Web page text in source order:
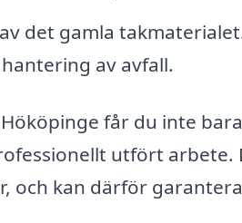
det gamla
av avfall.
får du inte
utfört arbete.
och kan därför